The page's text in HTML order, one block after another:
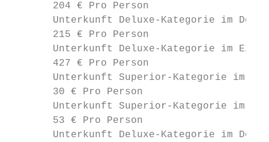
       204 € Pro Person
Unterkunft Deluxe-Kategorie im
       215 € Pro Person
Unterkunft Deluxe-Kategorie im
       427 € Pro Person
Unterkunft Superior-Kategorie im
       30 € Pro Person
Unterkunft Superior-Kategorie im
       53 € Pro Person
Unterkunft Deluxe-Kategorie im